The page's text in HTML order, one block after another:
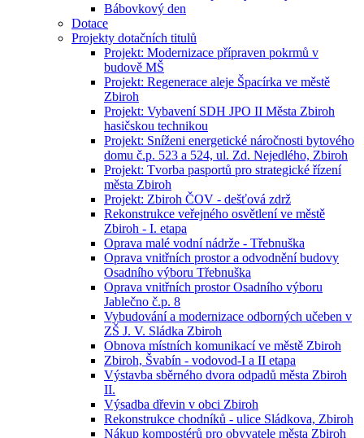
Bábovkový den
Dotace
Projekty dotačních titulů
Projekt: Modernizace přípraven pokrmů v
budově MŠ
Projekt: Regenerace aleje Špacírka ve městě
Zbiroh
Projekt: Vybavení SDH JPO II Města Zbiroh
hasičskou technikou
Projekt: Sníženi energetické náročnosti bytového
domu č.p. 523 a 524, ul. Zd. Nejedlého, Zbiroh
Projekt: Tvorba pasportů pro strategické řízení
města Zbiroh
Projekt: Zbiroh ČOV - dešťová zdrž
Rekonstrukce veřejného osvětlení ve městě
Zbiroh - I. etapa
Oprava malé vodní nádrže - Třebnuška
Oprava vnitřních prostor a odvodnění budovy
Osadního výboru Třebnuška
Oprava vnitřních prostor Osadního výboru
Jablečno č.p. 8
Vybudování a modernizace odborných učeben v
ZŠ J. V. Sládka Zbiroh
Obnova místních komunikací ve městě Zbiroh
Zbiroh, Švabín - vodovod-I a II etapa
Výstavba sběrného dvora odpadů města Zbiroh
II.
Výsadba dřevin v obci Zbiroh
Rekonstrukce chodníků - ulice Sládkova, Zbiroh
Nákup kompostérů pro obyvatele města Zbiroh